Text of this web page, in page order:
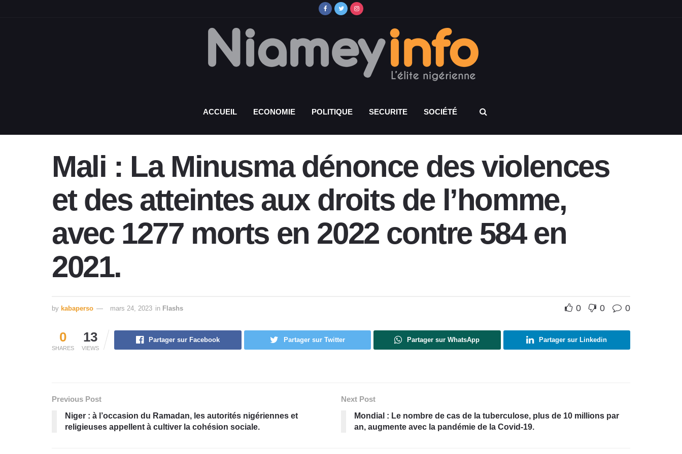
ACCUEIL ECONOMIE POLITIQUE SECURITE SOCIÉTÉ
Mali : La Minusma dénonce des violences
et des atteintes aux droits de l’homme,
avec 1277 morts en 2022 contre 584 en
2021.
by kabaperso mars 24, 2023 in Flashs 0 0 0
0
SHARES
13
VIEWS
Partager sur Facebook Partager sur Twitter Partager sur WhatsApp Partager sur Linkedin
Previous Post
Niger : à l’occasion du Ramadan, les autorités nigériennes et
religieuses appellent à cultiver la cohésion sociale.
Next Post
Mondial : Le nombre de cas de la tuberculose, plus de 10 millions par
an, augmente avec la pandémie de la Covid-19.